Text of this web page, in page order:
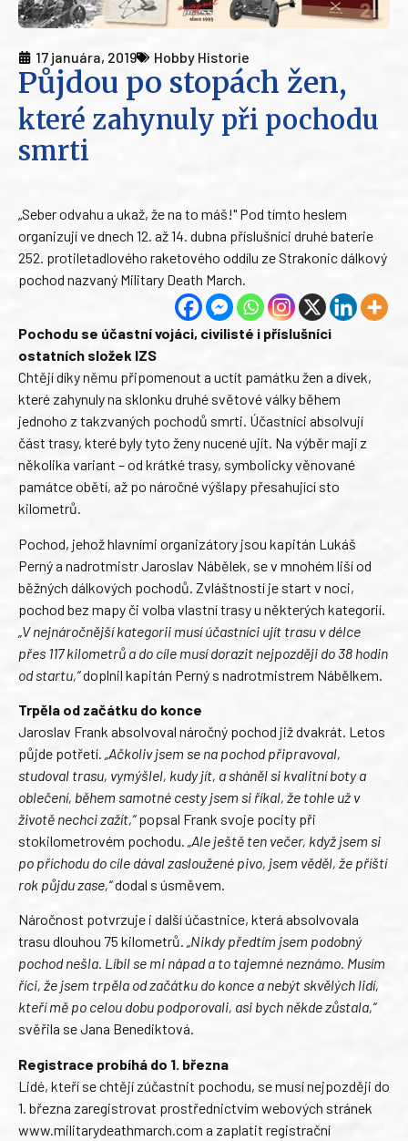
17 januára, 2019 Hobby Historie
Půjdou po stopách žen,
které zahynuly při pochodu
smrti
„Seber odvahu a ukaž, že na to máš!" Pod tímto heslem
organizují ve dnech 12. až 14. dubna příslušníci druhé baterie
252. protiletadlového raketového oddílu ze Strakonic dálkový
pochod nazvaný Military Death March.
Pochodu se účastní vojáci, civilisté i příslušníci
ostatních složek IZS
Chtějí díky němu připomenout a uctít památku žen a dívek,
které zahynuly na sklonku druhé světové války během
jednoho z takzvaných pochodů smrti. Účastníci absolvují
část trasy, které byly tyto ženy nucené ujít. Na výběr mají z
několika variant – od krátké trasy, symbolicky věnované
památce obětí, až po náročné výšlapy přesahující sto
kilometrů.
Pochod, jehož hlavními organizátory jsou kapitán Lukáš
Perný a nadrotmistr Jaroslav Nábělek, se v mnohém liší od
běžných dálkových pochodů. Zvláštností je start v noci,
pochod bez mapy či volba vlastní trasy u některých kategorií.
„V nejnáročnější kategorii musí účastníci ujít trasu v délce
přes 117 kilometrů a do cíle musí dorazit nejpozději do 38 hodin
od startu,“doplnil kapitán Perný s nadrotmistrem Nábělkem.
Trpěla od začátku do konce
Jaroslav Frank absolvoval náročný pochod již dvakrát. Letos
půjde potřetí. „Ačkoliv jsem se na pochod připravoval,
studoval trasu, vymýšlel, kudy jít, a sháněl si kvalitní boty a
oblečení, během samotné cesty jsem si říkal, že tohle už v
životě nechci zažít,“popsal Frank svoje pocity při
stokilometrovém pochodu. „Ale ještě ten večer, když jsem si
po příchodu do cíle dával zasloužené pivo, jsem věděl, že příští
rok půjdu zase,“dodal s úsměvem.
Náročnost potvrzuje i další účastnice, která absolvovala
trasu dlouhou 75 kilometrů. „Nikdy předtím jsem podobný
pochod nešla. Líbil se mi nápad a to tajemné neznámo. Musím
říci, že jsem trpěla od začátku do konce a nebýt skvělých lidí,
kteří mě po celou dobu podporovali, asi bych někde zůstala,“
svěřila se Jana Benediktová.
Registrace probíhá do 1. března
Lidé, kteří se chtějí zúčastnit pochodu, se musí nejpozději do
1. března zaregistrovat prostřednictvím webových stránek
www.militarydeathmarch.com a zaplatit registrační